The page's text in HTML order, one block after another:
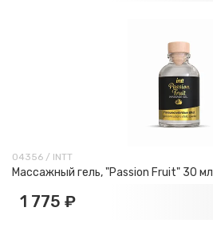
04356 / INTT
Массажный гель, "Passion Fruit" 30 мл
1 775 ₽